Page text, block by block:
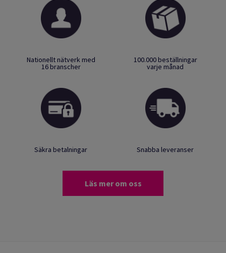
Nationellt nätverk med
16 branscher
100.000 beställningar
varje månad
Säkra betalningar Snabba leveranser
Läs mer om oss